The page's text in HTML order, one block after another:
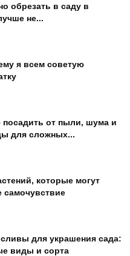
обрезать в саду в
не...
я всем советую
посадить от пыли, шума и
для сложных...
которые могут
самочувствие
для украшения сада:
виды и сорта